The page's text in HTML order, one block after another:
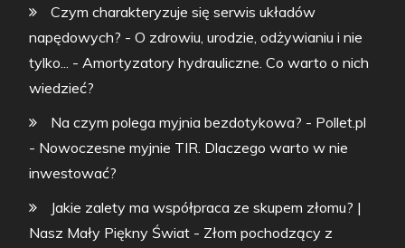
Czym charakteryzuje się serwis układów
napędowych? - O zdrowiu, urodzie, odżywianiu i nie
tylko... -Amortyzatory hydrauliczne. Co warto o nich
wiedzieć?
Na czym polega myjnia bezdotykowa? - Pollet.pl
- Nowoczesne myjnie TIR. Dlaczego warto w nie
inwestować?
Jakie zalety ma współpraca ze skupem złomu? |
Nasz Mały Piękny Świat - Złom pochodzący z